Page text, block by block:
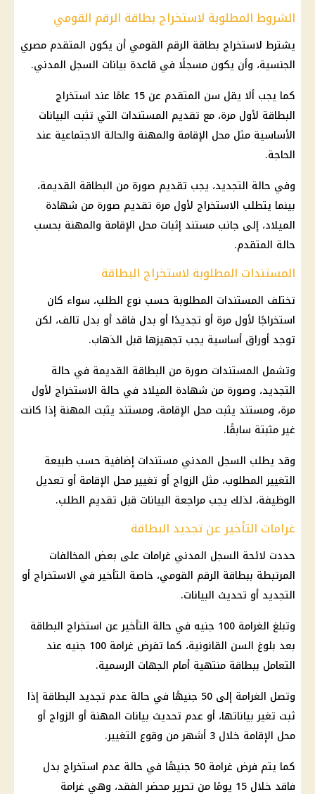
الشروط المطلوبة لاستخراج بطاقة الرقم القومي
يشترط لاستخراج بطاقة الرقم القومي أن يكون المتقدم مصري
الجنسية، وأن يكون مسجلًا في قاعدة بيانات السجل المدني.
كما يجب ألا يقل سن المتقدم عن 15 عامًا عند استخراج
البطاقة لأول مرة، مع تقديم المستندات التي تثبت البيانات
الأساسية مثل محل الإقامة والمهنة والحالة الاجتماعية عند
الحاجة.
وفي حالة التجديد، يجب تقديم صورة من البطاقة القديمة،
بينما يتطلب الاستخراج لأول مرة تقديم صورة من شهادة
الميلاد، إلى جانب مستند إثبات محل الإقامة والمهنة بحسب
حالة المتقدم.
المستندات المطلوبة لاستخراج البطاقة
تختلف المستندات المطلوبة حسب نوع الطلب، سواء كان
استخراجًا لأول مرة أو تجديدًا أو بدل فاقد أو بدل تالف، لكن
توجد أوراق أساسية يجب تجهيزها قبل الذهاب.
وتشمل المستندات صورة من البطاقة القديمة في حالة
التجديد، وصورة من شهادة الميلاد في حالة الاستخراج لأول
مرة، ومستند يثبت محل الإقامة، ومستند يثبت المهنة إذا كانت
غير مثبتة سابقًا.
وقد يطلب السجل المدني مستندات إضافية حسب طبيعة
التغيير المطلوب، مثل الزواج أو تغيير محل الإقامة أو تعديل
الوظيفة، لذلك يجب مراجعة البيانات قبل تقديم الطلب.
غرامات التأخير عن تجديد البطاقة
حددت لائحة السجل المدني غرامات على بعض المخالفات
المرتبطة ببطاقة الرقم القومي، خاصة التأخير في الاستخراج أو
التجديد أو تحديث البيانات.
وتبلغ الغرامة 100 جنيه في حالة التأخير عن استخراج البطاقة
بعد بلوغ السن القانونية، كما تفرض غرامة 100 جنيه عند
التعامل ببطاقة منتهية أمام الجهات الرسمية.
وتصل الغرامة إلى 50 جنيهًا في حالة عدم تجديد البطاقة إذا
ثبت تغير بياناتها، أو عدم تحديث بيانات المهنة أو الزواج أو
محل الإقامة خلال 3 أشهر من وقوع التغيير.
كما يتم فرض غرامة 50 جنيهًا في حالة عدم استخراج بدل
فاقد خلال 15 يومًا من تحرير محضر الفقد، وهي غرامة